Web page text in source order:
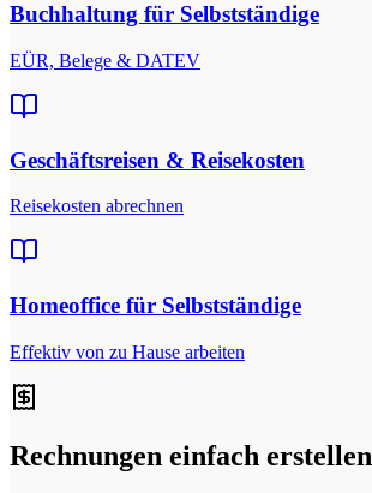
Buchhaltung für Selbstständige
EÜR, Belege & DATEV
Geschäftsreisen & Reisekosten
Reisekosten abrechnen
Homeoffice für Selbstständige
Effektiv von zu Hause arbeiten
Rechnungen einfach erstellen